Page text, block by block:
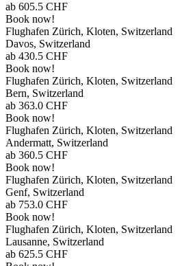
ab 605.5 CHF
Book now!
Flughafen Zürich, Kloten, Switzerland
Davos, Switzerland
ab 430.5 CHF
Book now!
Flughafen Zürich, Kloten, Switzerland
Bern, Switzerland
ab 363.0 CHF
Book now!
Flughafen Zürich, Kloten, Switzerland
Andermatt, Switzerland
ab 360.5 CHF
Book now!
Flughafen Zürich, Kloten, Switzerland
Genf, Switzerland
ab 753.0 CHF
Book now!
Flughafen Zürich, Kloten, Switzerland
Lausanne, Switzerland
ab 625.5 CHF